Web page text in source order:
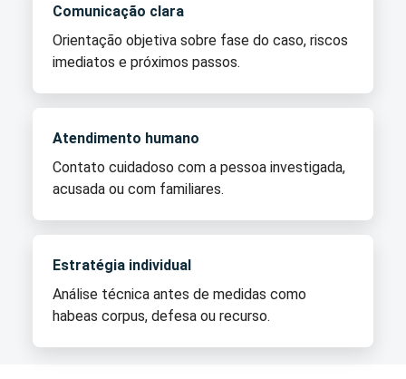
Comunicação clara
Orientação objetiva sobre fase do caso, riscos
imediatos e próximos passos.
Atendimento humano
Contato cuidadoso com a pessoa investigada,
acusada ou com familiares.
Estratégia individual
Análise técnica antes de medidas como
habeas corpus, defesa ou recurso.